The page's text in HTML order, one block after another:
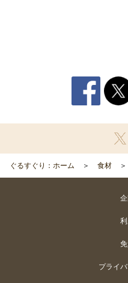
ぐるすぐり：ホーム 食材
プライ